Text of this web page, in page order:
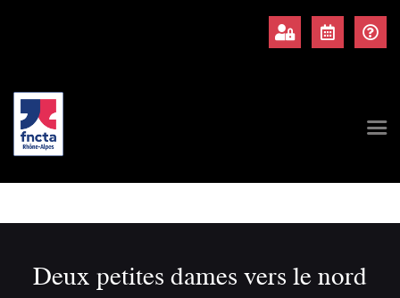
Deux petites dames vers le nord